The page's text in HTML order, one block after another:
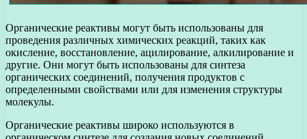
Органические реактивы могут быть использованы для
проведения различных химических реакций, таких как
окисление, восстановление, ацилирование, алкилирование и
другие. Они могут быть использованы для синтеза
органических соединений, получения продуктов с
определенными свойствами или для изменения структуры
молекулы.
Органические реактивы широко используются в